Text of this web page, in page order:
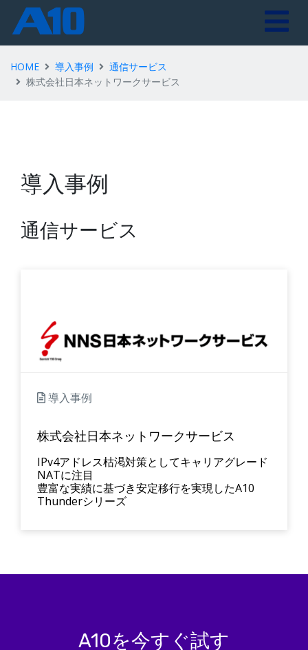
HOME 導入事例
通信サービス
株式会社日本ネットワークサービス
導入事例
通信サービス
導入事例
株式会社日本ネットワークサービス
IPv4アドレス枯渇対策としてキャリアグレード
NATに注目
豊富な実績に基づき安定移行を実現したA10
Thunderシリーズ
A10を今すぐ試す